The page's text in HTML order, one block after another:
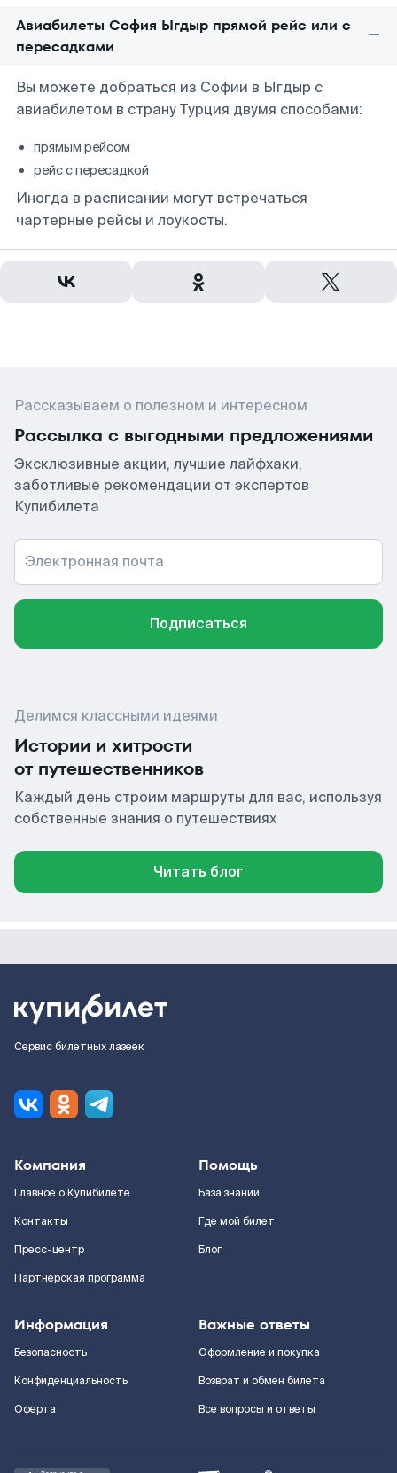
Авиабилеты София Ыгдыр прямой рейс или с
пересадками
Вы можете добраться из Софии в Ыгдыр с
авиабилетом в страну Турция двумя способами:
прямым рейсом
рейс с пересадкой
Иногда в расписании могут встречаться
чартерные рейсы и лоукосты.
Рассказываем о полезном и интересном
Рассылка с выгодными предложениями
Эксклюзивные акции, лучшие лайфхаки,
заботливые рекомендации от экспертов
Купибилета
Электронная почта
Подписаться
Делимся классными идеями
Истории и хитрости
от путешественников
Каждый день строим маршруты для вас, используя
собственные знания о путешествиях
Читать блог
Сервис билетных лазеек
Компания
Главное о Купибилете
Контакты
Пресс-центр
Партнерская программа
Помощь
База знаний
Где мой билет
Блог
Информация
Безопасность
Конфиденциальность
Оферта
Важные ответы
Оформление и покупка
Возврат и обмен билета
Все вопросы и ответы